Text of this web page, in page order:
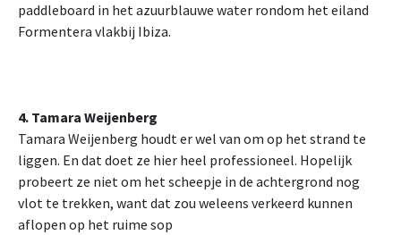
paddleboard in het azuurblauwe water rondom het eiland
Formentera vlakbij Ibiza.
4. Tamara Weijenberg
Tamara Weijenberg houdt er wel van om op het strand te
liggen. En dat doet ze hier heel professioneel. Hopelijk
probeert ze niet om het scheepje in de achtergrond nog
vlot te trekken, want dat zou weleens verkeerd kunnen
aflopen op het ruime sop